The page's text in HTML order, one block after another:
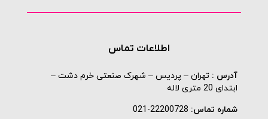
اطلاعات تماس
آدرس : تهران – پردیس – شهرک صنعتی خرم دشت –
ابتدای 20 متری لاله
شماره تماس: 22200728-021